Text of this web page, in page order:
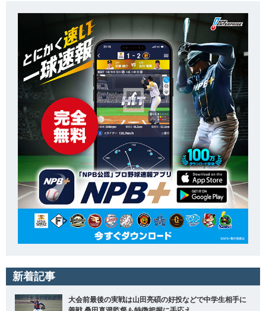
新着記事
大会前最後の実戦は山田亮碩の好投などで中学生相手に